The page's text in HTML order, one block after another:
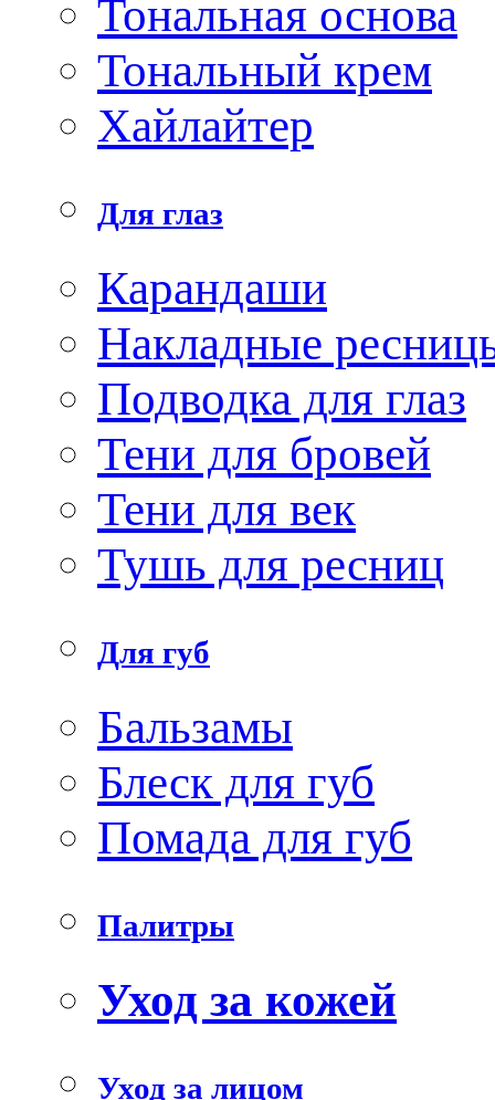
Тональная основа
Тональный крем
Хайлайтер
Для глаз
Карандаши
Накладные
Подводка для глаз
Тени для бровей
Тени для век
Тушь для ресниц
Для губ
Бальзамы
Блеск для губ
Помада для губ
Палитры
Уход за кожей
Уход за лицом